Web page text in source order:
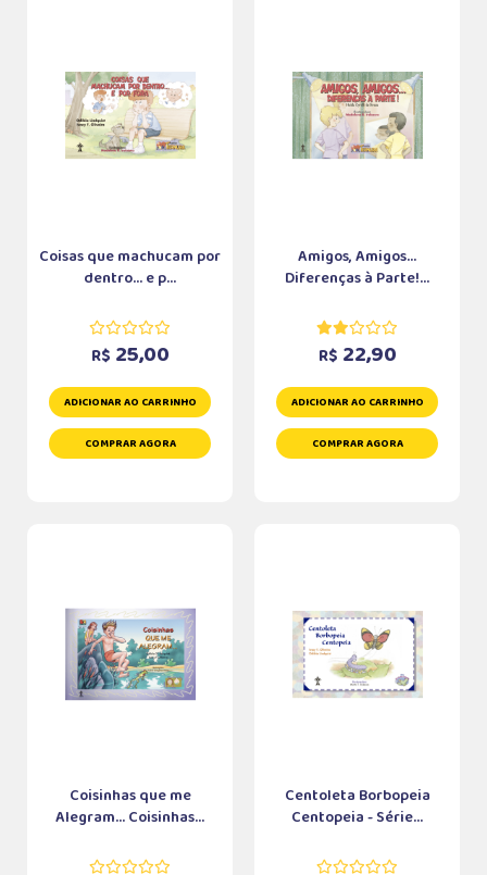
Coisas que machucam por
dentro... e p...
R$ 25,00
ADICIONAR AO CARRINHO
COMPRAR AGORA
Amigos, Amigos...
Diferenças à Parte!...
R$ 22,90
ADICIONAR AO CARRINHO
COMPRAR AGORA
Coisinhas que me
Alegram... Coisinhas...
Centoleta Borbopeia
Centopeia - Série...